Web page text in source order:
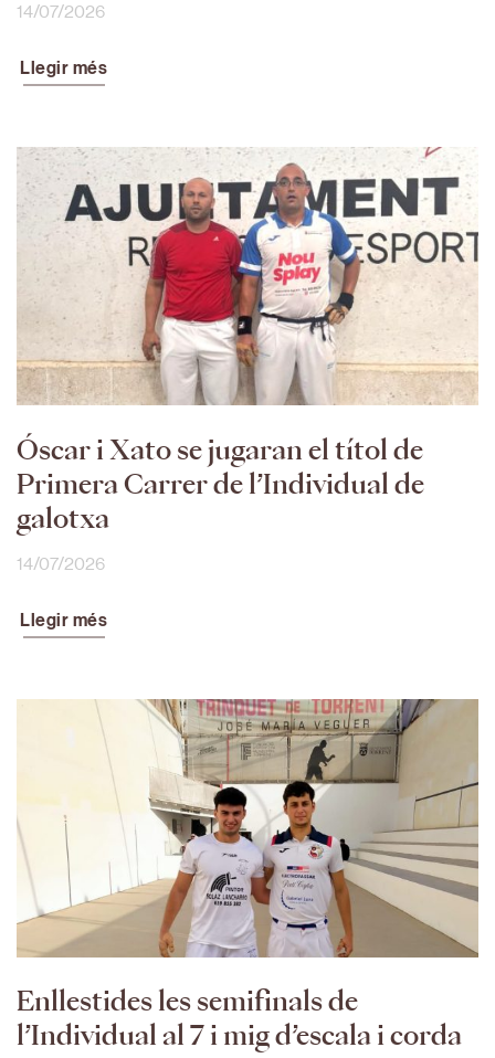
14/07/2026
Llegir més
Óscar i Xato se jugaran el títol de
Primera Carrer de l’Individual de
galotxa
14/07/2026
Llegir més
Enllestides les semifinals de
l’Individual al 7 i mig d’escala i corda